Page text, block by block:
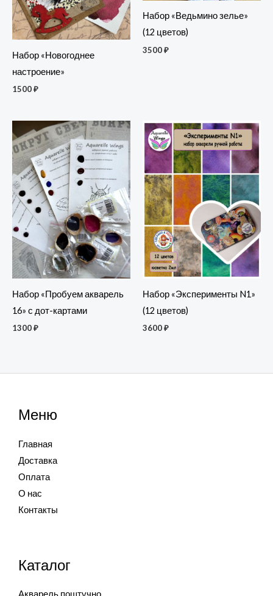
Набор «Новогоднее
настроение»
1500₽
Набор «Ведьмино зелье»
(12 цветов)
3500₽
Набор «Пробуем акварель
16» с дот-картами
1300₽
Набор «Эксперименты N1»
(12 цветов)
3600₽
Меню
Главная
Доставка
Оплата
О нас
Контакты
Каталог